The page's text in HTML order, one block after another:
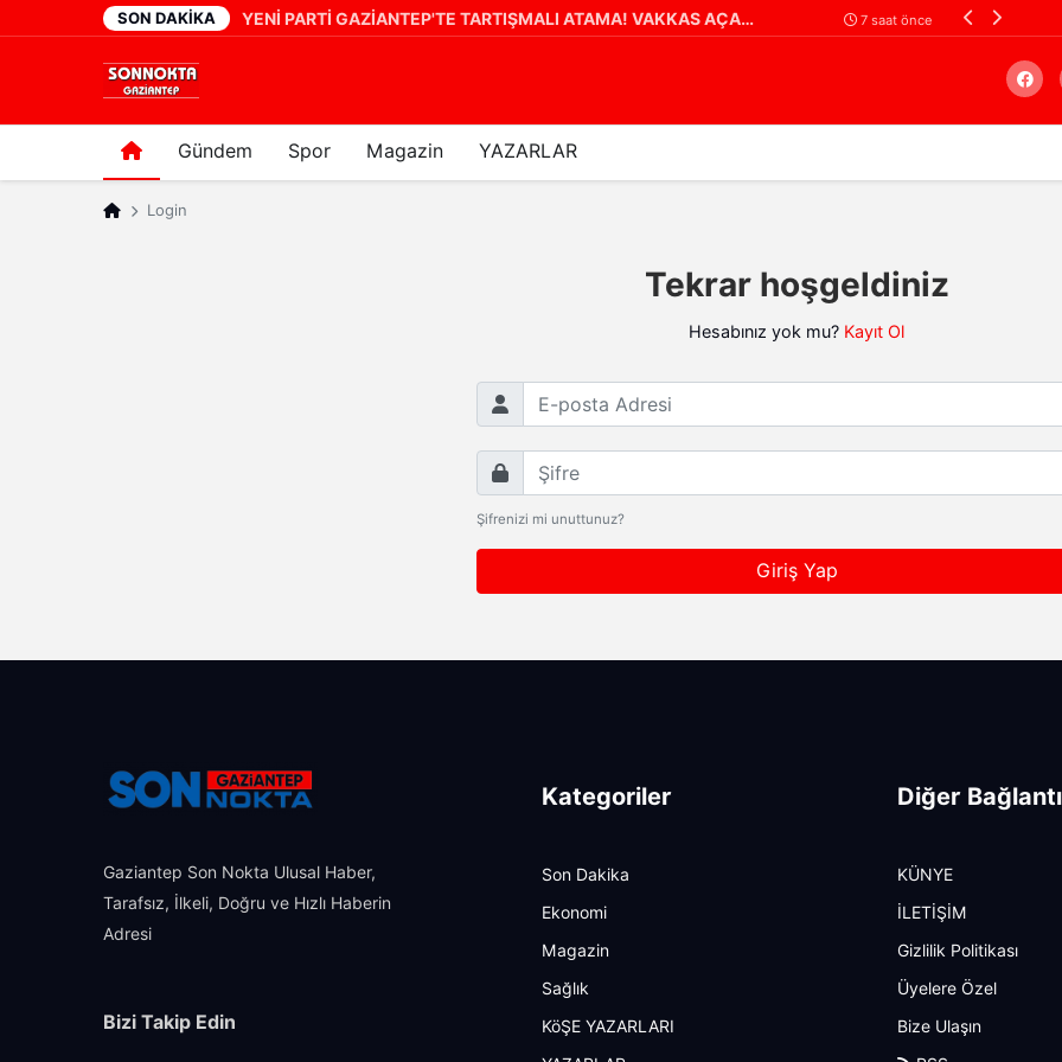
SON DAKIKA
7 dakika önce YENİ PARTİ GAZİANTEP'TE TARTIŞMALI ATAMA! VAKKAS AÇAR'IN YERİNE ERHAN DENİZ GÜNGÖR 7 saat önce
Gündem Spor Magazin YAZARLAR
Arama
Login
Tekrar hoşgeldiniz
Hesabınız yok mu? Kayıt Ol
E-posta Adresi
Şifre
Şifrenizi mi unuttunuz?
Giriş Yap
Gaziantep Son Nokta Ulusal Haber,
Tarafsız, İlkeli, Doğru ve Hızlı Haberin
Adresi
Bizi Takip Edin
Kategoriler
Son Dakika
Ekonomi
Magazin
Sağlık
KöŞE YAZARLARI
Diğer
KÜNYE
İLETİŞİM
Gizlilik Politikası
Üyelere Özel
Bize Ulaşın